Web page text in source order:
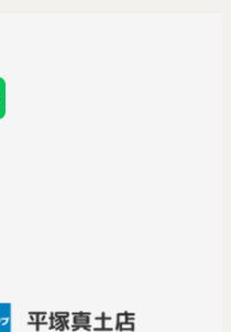
LINE